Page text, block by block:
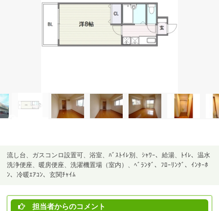
流し台、ガスコンロ設置可、浴室、ﾊﾞｽﾄｲﾚ別、ｼｬﾜｰ、給湯、ﾄｲﾚ、温水
洗浄便座、暖房便座、洗濯機置場（室内）、ﾍﾞﾗﾝﾀﾞ、ﾌﾛｰﾘﾝｸﾞ、ｲﾝﾀｰﾎ
ﾝ、冷暖ｴｱｺﾝ、玄関ﾁｬｲﾑ
担当者からのコメント